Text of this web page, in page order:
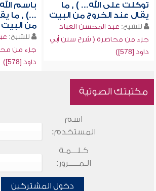
توكلت على الله... ) , ما
يقال عند الخروج من البيت
للشيخ: عبد المحسن العباد
جزء من محاضرة ( شرح سنن أبي
داود [578])
باسم
...) , ما
من البيت
للشيخ:
جزء من
داود [578])
مكتبتك الصوتية
اسم
المستخدم:
كـلـــمـة
الـمـــــرور:
دخول المشتركين